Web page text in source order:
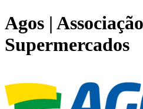
Agos |
Supermercados